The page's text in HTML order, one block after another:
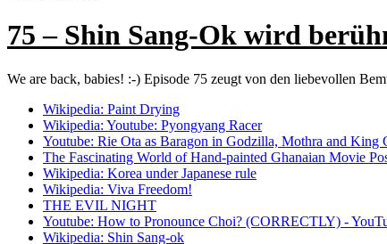
75 – Shin Sang-Ok wird
We are back, babies! :-) Episode 75 zeugt von den liebevollen
Wikipedia: Paint Drying
Wikipedia: Youtube: Pyongyang Racer
Youtube: Rie Ota as Baragon in Godzilla, Mothra and
The Fascinating World of Hand-painted Ghanaian Movie
Wikipedia: Korea under Japanese rule
Wikipedia: Viva Freedom!
THE EVIL NIGHT
Youtube: How to Pronounce Choi? (CORRECTLY) -
Wikipedia: Shin Sang-ok